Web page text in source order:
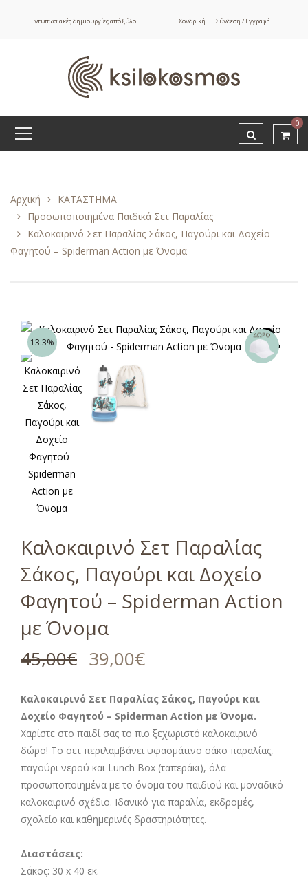
Εντυπωσιακές δημιουργίες από ξύλο! Χονδρική Σύνδεση / Εγγραφή
0
Αρχική
ΚΑΤΑΣΤΗΜΑ
Προσωποποιημένα Παιδικά Σετ Παραλίας
Καλοκαιρινό Σετ Παραλίας Σάκος, Παγούρι και Δοχείο
Φαγητού – Spiderman Action με Όνομα
13.3%
Καλοκαιρινό Σετ Παραλίας
Σάκος, Παγούρι και Δοχείο
Φαγητού – Spiderman Action
με Όνομα
45,00€ 39,00€
Καλοκαιρινό Σετ Παραλίας Σάκος, Παγούρι και
Δοχείο Φαγητού – Spiderman Action με Όνομα.
Χαρίστε στο παιδί σας το πιο ξεχωριστό καλοκαιρινό
δώρο! Το σετ περιλαμβάνει υφασμάτινο σάκο παραλίας,
παγούρι νερού και Lunch Box (ταπεράκι), όλα
προσωποποιημένα με το όνομα του παιδιού και μοναδικό
καλοκαιρινό σχέδιο. Ιδανικό για παραλία, εκδρομές,
σχολείο και καθημερινές δραστηριότητες.
Διαστάσεις:
Σάκος: 30 x 40 εκ.